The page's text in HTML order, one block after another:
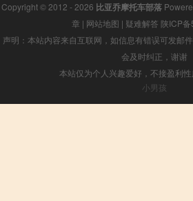
Copyright © 2012 - 2026 比亚乔摩托车部落
章 | 网站地图 | 疑难解答 陕ICP
声明：本站内容来自互联网，如信息有错误可发邮
会及时纠正，谢谢
本站仅为个人兴趣爱好，不接盈利
小男孩